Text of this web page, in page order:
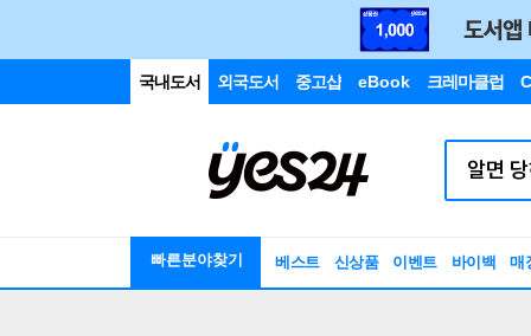
국내도서 외국도서 중고샵 eBook 크레마클럽
빠른분야찾기 베스트 신상품 이벤트 바이백 매